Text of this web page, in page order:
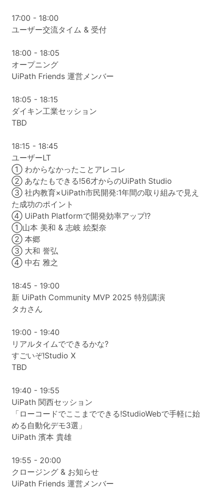
17:00 - 18:00
ユーザー交流タイム & 受付
18:00 - 18:05
オープニング
UiPath Friends 運営メンバー
18:05 - 18:15
ダイキン工業セッション
TBD
18:15 - 18:45
ユーザーLT
① わからなかったことアレコレ
② あなたもできる!56才からのUiPath Studio
③ 社内教育×UiPath市民開発:1年間の取り組みで見え
た成功のポイント
④ UiPath Platformで開発効率アップ!?
①山本 美和 & 志岐 絵梨奈
② 本郷
③ 大和 誉弘
④ 中右 雅之
18:45 - 19:00
新 UiPath Community MVP 2025 特別講演
タカさん
19:00 - 19:40
リアルタイムでできるかな?
すごいぞ!Studio X
TBD
19:40 - 19:55
UiPath 関西セッション
「ローコードでここまでできる!StudioWebで手軽に始
める自動化デモ3選」
UiPath 濱本 貴雄
19:55 - 20:00
クロージング & お知らせ
UiPath Friends 運営メンバー